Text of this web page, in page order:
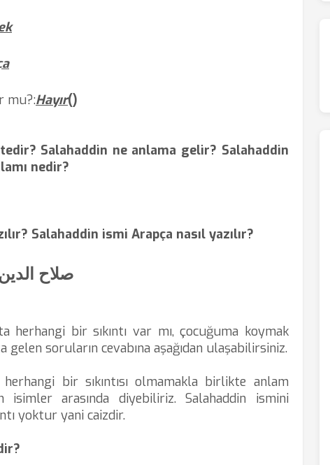
mu?:Hayır()
Salahaddin ne anlama gelir? Salahaddin
nedir?
Salahaddin ismi Arapça nasıl yazılır?
صلاح
herhangi bir sıkıntı var mı, çocuğuma koymak
gelen soruların cevabına aşağıdan ulaşabilirsiniz.
bir sıkıntısı olmamakla birlikte anlam
arasında diyebiliriz. Salahaddin ismini
yoktur yani caizdir.